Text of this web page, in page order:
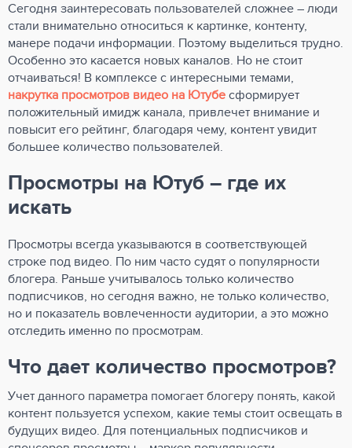
Сегодня заинтересовать пользователей сложнее – люди
стали внимательно относиться к картинке, контенту,
манере подачи информации. Поэтому выделиться трудно.
Особенно это касается новых каналов. Но не стоит
отчаиваться! В комплексе с интересными темами,
накрутка просмотров видео на Ютубе сформирует
положительный имидж канала, привлечет внимание и
повысит его рейтинг, благодаря чему, контент увидит
большее количество пользователей.
Просмотры на Ютуб – где их
искать
Просмотры всегда указываются в соответствующей
строке под видео. По ним часто судят о популярности
блогера. Раньше учитывалось только количество
подписчиков, но сегодня важно, не только количество,
но и показатель вовлеченности аудитории, а это можно
отследить именно по просмотрам.
Что дает количество просмотров?
Учет данного параметра помогает блогеру понять, какой
контент пользуется успехом, какие темы стоит освещать в
будущих видео. Для потенциальных подписчиков и